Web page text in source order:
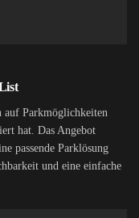
Parkmöglichkeiten
hat. Das Angebot
passende Parklösung
und eine einfache